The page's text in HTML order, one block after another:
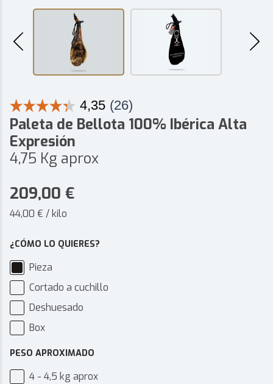
Paleta de Bellota 100% Ibérica Alta
Expresión
4,75 Kg aprox
209,00 €
44,00 € / kilo
¿CÓMO LO QUIERES?
Pieza
Cortado a cuchillo
Deshuesado
Box
PESO APROXIMADO
4 - 4,5 kg aprox